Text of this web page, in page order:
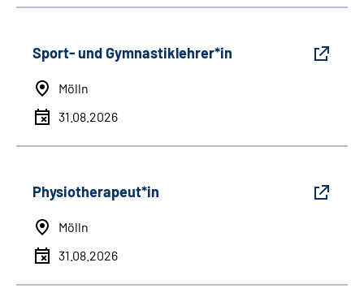
Sport- und Gymnastiklehrer*in
Mölln
31.08.2026
Physiotherapeut*in
Mölln
31.08.2026